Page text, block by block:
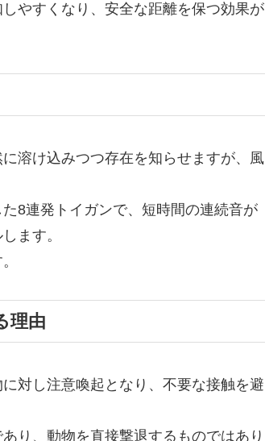
やすくなり、安全な距離を保つ効果が
溶け込みつつ存在を知らせますが、風
8連発トイガンで、短時間の連続音が
ます。
理由
対し注意喚起となり、不要な接触を避
り、動物を直接撃退するものではあり